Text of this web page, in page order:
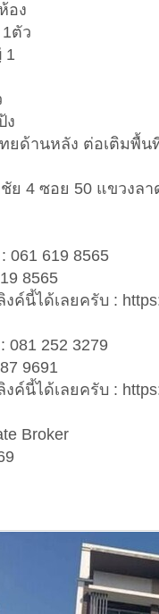
อง
ตัว
1
ง
ยด้านหลัง ต่อเติมพื้น
ย 4 ซอย 50 แขวงลา
619 8565
8565
ค์นี้ได้เลยครับ :
252 3279
9691
ค์นี้ได้เลยครับ :
Broker